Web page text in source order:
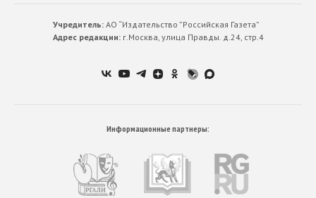
Учредитель:АО “Издательство ”Российская Газета”
Адрес редакции:г.Москва, улица Правды. д.24, стр.4
Информационные партнеры: